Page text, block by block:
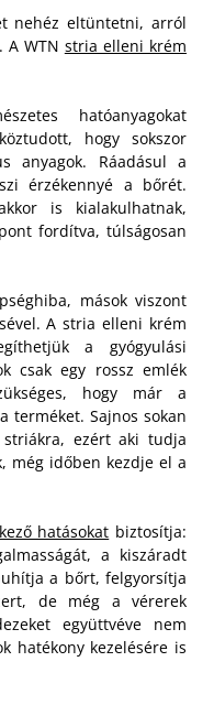
nehéz eltüntetni, arról
A WTN stria elleni krém
hatóanyagokat
hogy sokszor
anyagok. Ráadásul a
érzékennyé a bőrét.
is kialakulhatnak,
fordítva, túlságosan
mások viszont
A stria elleni krém
a gyógyulási
csak egy rossz emlék
hogy már a
terméket. Sajnos sokan
ezért aki tudja
még időben kezdje el a
hatásokat biztosítja:
a kiszáradt
a bőrt, felgyorsítja
de még a vérerek
együttvéve nem
hatékony kezelésére is